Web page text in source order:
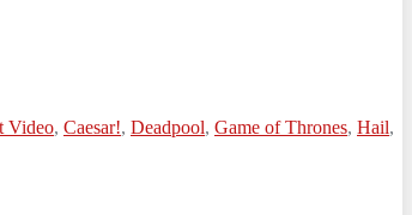
Video, Caesar!, Deadpool, Game of Thrones, Hail,